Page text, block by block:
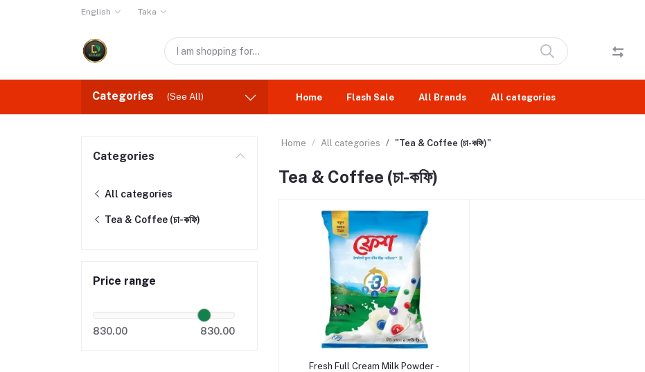
English Taka
Categories (See All) Home Flash Sale All Brands All categories
Categories
All categories
Tea & Coffee (চা-কফি)
Price range
830.00 830.00
Home All categories "Tea & Coffee (চা-কফি)"
Tea & Coffee (চা-কফি)
Add to cart
Fresh Full Cream Milk Powder -